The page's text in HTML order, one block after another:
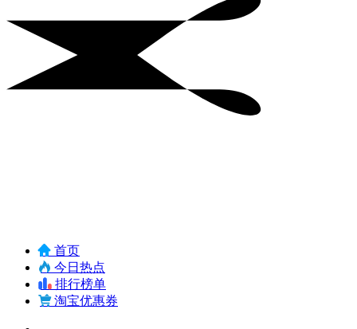
首页
今日热点
排行榜单
淘宝优惠券